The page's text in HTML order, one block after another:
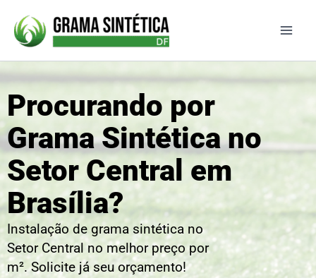
para
conteúdo
Procurando por
Grama Sintética no
Setor Central em
Brasília?
Instalação de grama sintética no
Setor Central no melhor preço por
m². Solicite já seu orçamento!